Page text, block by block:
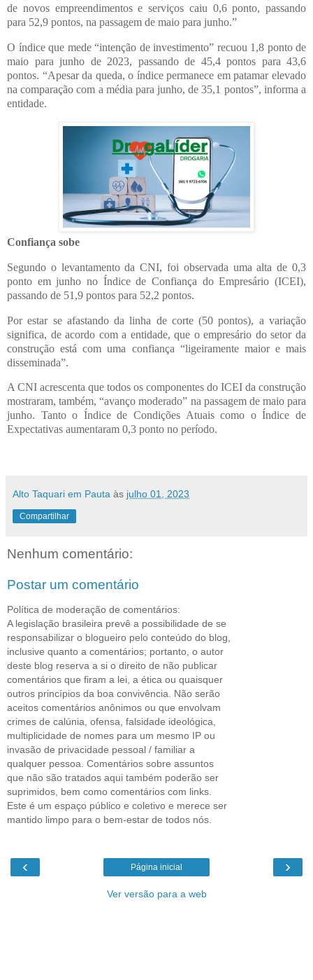
de novos empreendimentos e serviços caiu 0,6 ponto, passando
para 52,9 pontos, na passagem de maio para junho.”
O índice que mede “intenção de investimento” recuou 1,8 ponto de
maio para junho de 2023, passando de 45,4 pontos para 43,6
pontos. “Apesar da queda, o índice permanece em patamar elevado
na comparação com a média para junho, de 35,1 pontos”, informa a
entidade.
Confiança sobe
Segundo o levantamento da CNI, foi observada uma alta de 0,3
ponto em junho no Índice de Confiança do Empresário (ICEI),
passando de 51,9 pontos para 52,2 pontos.
Por estar se afastando da linha de corte (50 pontos), a variação
significa, de acordo com a entidade, que o empresário do setor da
construção está com uma confiança “ligeiramente maior e mais
disseminada”.
A CNI acrescenta que todos os componentes do ICEI da construção
mostraram, também, “avanço moderado” na passagem de maio para
junho. Tanto o Índice de Condições Atuais como o Índice de
Expectativas aumentaram 0,3 ponto no período.
Alto Taquari em Pauta às julho 01, 2023
Compartilhar
Nenhum comentário:
Postar um comentário
Política de moderação de comentários:
A legislação brasileira prevê a possibilidade de se
responsabilizar o blogueiro pelo conteúdo do blog,
inclusive quanto a comentários; portanto, o autor
deste blog reserva a si o direito de não publicar
comentários que firam a lei, a ética ou quaisquer
outros princípios da boa convivência. Não serão
aceitos comentários anônimos ou que envolvam
crimes de calúnia, ofensa, falsidade ideológica,
multiplicidade de nomes para um mesmo IP ou
invasão de privacidade pessoal / familiar a
qualquer pessoa. Comentários sobre assuntos
que não são tratados aqui também poderão ser
suprimidos, bem como comentários com links.
Este é um espaço público e coletivo e merece ser
mantido limpo para o bem-estar de todos nós.
‹ ›
Página inicial
Ver versão para a web